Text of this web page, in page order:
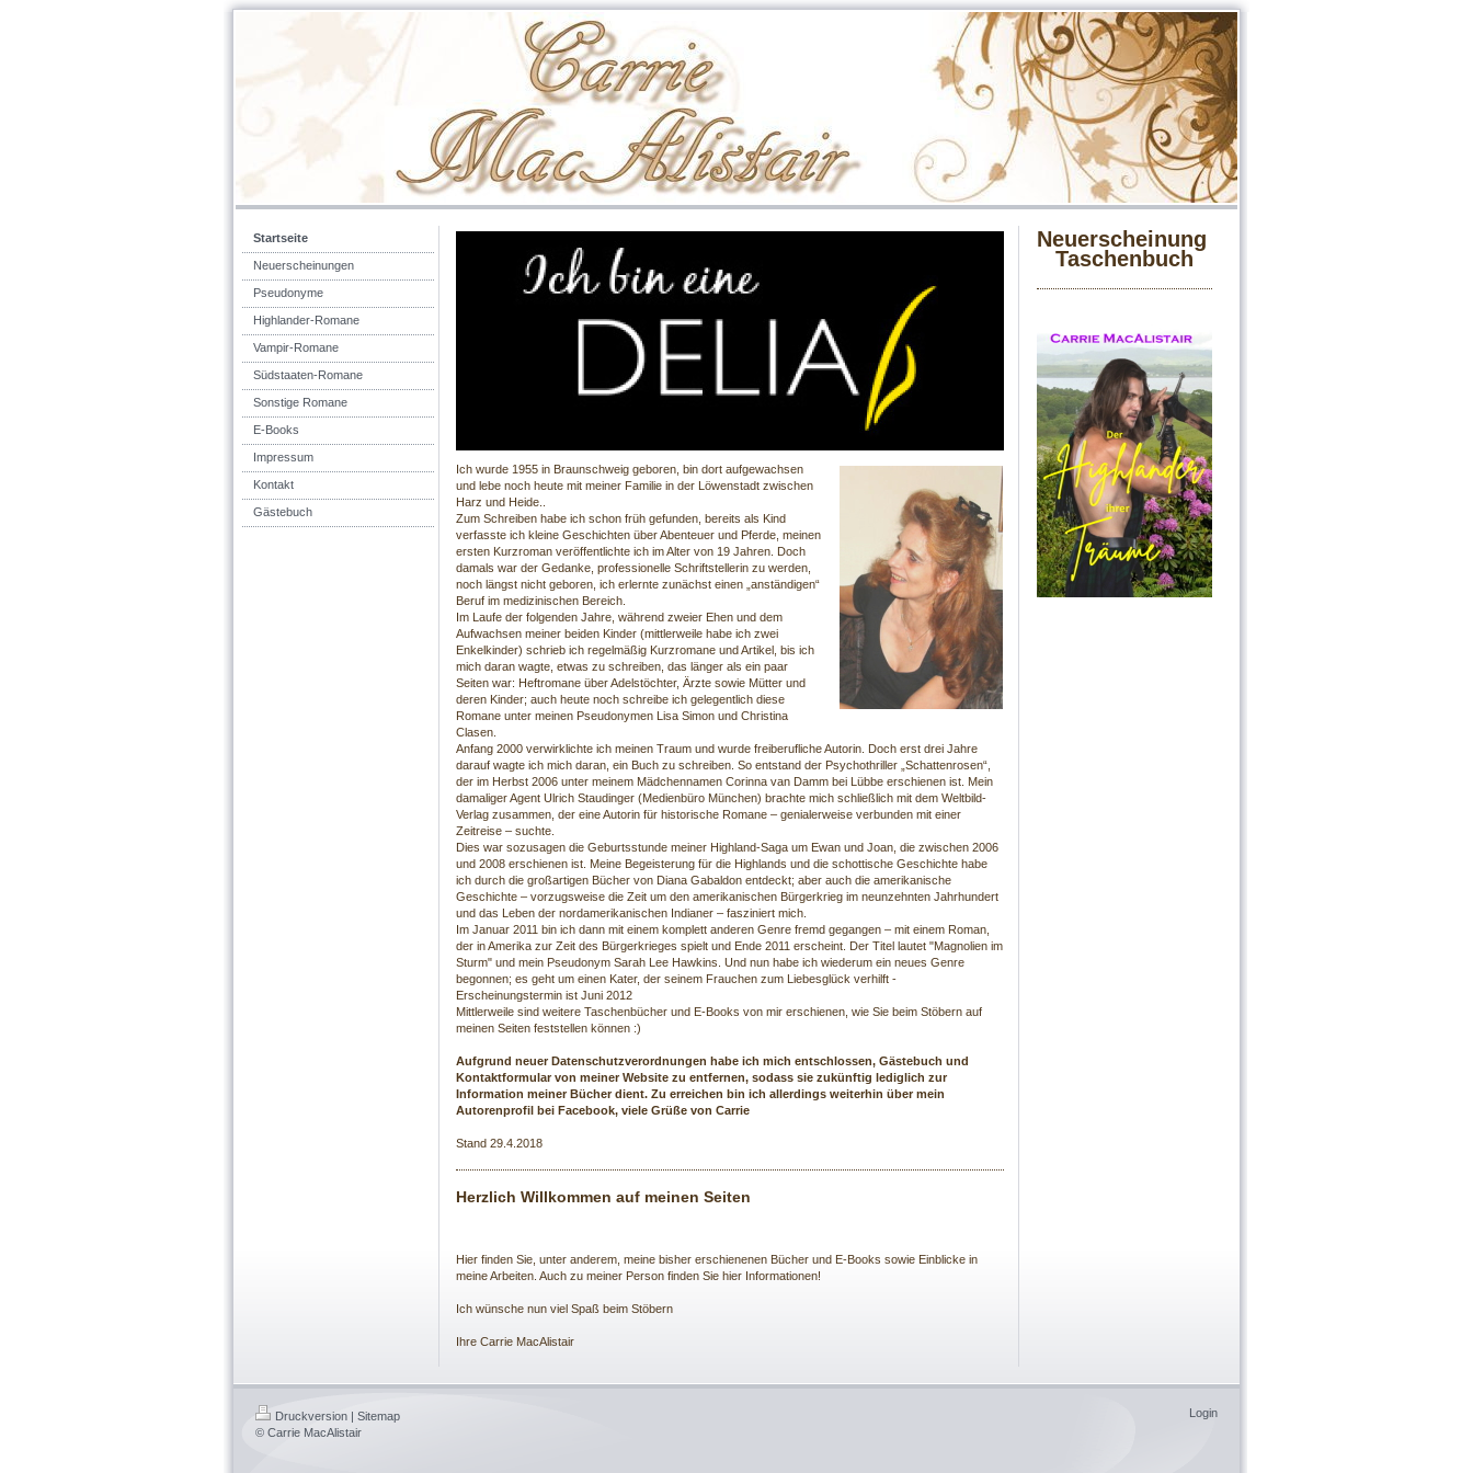
Startseite
Neuerscheinungen
Pseudonyme
Highlander-Romane
Vampir-Romane
Südstaaten-Romane
Sonstige Romane
E-Books
Impressum
Kontakt
Gästebuch
Ich wurde 1955 in Braunschweig geboren, bin dort aufgewachsen
und lebe noch heute mit meiner Familie in der Löwenstadt zwischen
Harz und Heide..
Zum Schreiben habe ich schon früh gefunden, bereits als Kind
verfasste ich kleine Geschichten über Abenteuer und Pferde, meinen
ersten Kurzroman veröffentlichte ich im Alter von 19 Jahren. Doch
damals war der Gedanke, professionelle Schriftstellerin zu werden,
noch längst nicht geboren, ich erlernte zunächst einen „anständigen“
Beruf im medizinischen Bereich.
Im Laufe der folgenden Jahre, während zweier Ehen und dem
Aufwachsen meiner beiden Kinder (mittlerweile habe ich zwei
Enkelkinder) schrieb ich regelmäßig Kurzromane und Artikel, bis ich
mich daran wagte, etwas zu schreiben, das länger als ein paar
Seiten war: Heftromane über Adelstöchter, Ärzte sowie Mütter und
deren Kinder; auch heute noch schreibe ich gelegentlich diese
Romane unter meinen Pseudonymen Lisa Simon und Christina
Clasen.
Anfang 2000 verwirklichte ich meinen Traum und wurde freiberufliche Autorin. Doch erst drei Jahre
darauf wagte ich mich daran, ein Buch zu schreiben. So entstand der Psychothriller „Schattenrosen“,
der im Herbst 2006 unter meinem Mädchennamen Corinna van Damm bei Lübbe erschienen ist. Mein
damaliger Agent Ulrich Staudinger (Medienbüro München) brachte mich schließlich mit dem Weltbild-
Verlag zusammen, der eine Autorin für historische Romane – genialerweise verbunden mit einer
Zeitreise – suchte.
Dies war sozusagen die Geburtsstunde meiner Highland-Saga um Ewan und Joan, die zwischen 2006
und 2008 erschienen ist. Meine Begeisterung für die Highlands und die schottische Geschichte habe
ich durch die großartigen Bücher von Diana Gabaldon entdeckt; aber auch die amerikanische
Geschichte – vorzugsweise die Zeit um den amerikanischen Bürgerkrieg im neunzehnten Jahrhundert
und das Leben der nordamerikanischen Indianer – fasziniert mich.
Im Januar 2011 bin ich dann mit einem komplett anderen Genre fremd gegangen – mit einem Roman,
der in Amerika zur Zeit des Bürgerkrieges spielt und Ende 2011 erscheint. Der Titel lautet "Magnolien im
Sturm" und mein Pseudonym Sarah Lee Hawkins. Und nun habe ich wiederum ein neues Genre
begonnen; es geht um einen Kater, der seinem Frauchen zum Liebesglück verhilft -
Erscheinungstermin ist Juni 2012
Mittlerweile sind weitere Taschenbücher und E-Books von mir erschienen, wie Sie beim Stöbern auf
meinen Seiten feststellen können :)
Aufgrund neuer Datenschutzverordnungen habe ich mich entschlossen, Gästebuch und
Kontaktformular von meiner Website zu entfernen, sodass sie zukünftig lediglich zur
Information meiner Bücher dient. Zu erreichen bin ich allerdings weiterhin über mein
Autorenprofil bei Facebook, viele Grüße von Carrie
Stand 29.4.2018
Herzlich Willkommen auf meinen Seiten
Hier finden Sie, unter anderem, meine bisher erschienenen Bücher und E-Books sowie Einblicke in
meine Arbeiten. Auch zu meiner Person finden Sie hier Informationen!
Ich wünsche nun viel Spaß beim Stöbern
Ihre Carrie MacAlistair
Neuerscheinung
Taschenbuch
Druckversion | Sitemap
© Carrie MacAlistair
Login